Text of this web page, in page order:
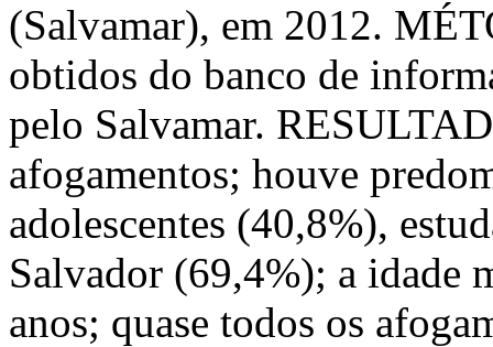
(Salvamar), em 2012.
obtidos do banco de
pelo Salvamar.
afogamentos; houve
adolescentes (40,8%),
Salvador (69,4%); a idade
anos; quase todos os